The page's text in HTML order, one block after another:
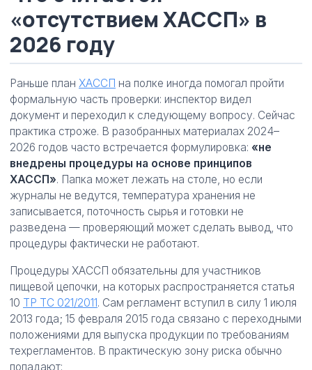
«отсутствием ХАССП» в
2026 году
Раньше план ХАССП на полке иногда помогал пройти
формальную часть проверки: инспектор видел
документ и переходил к следующему вопросу. Сейчас
практика строже. В разобранных материалах 2024–
2026 годов часто встречается формулировка: «не
внедрены процедуры на основе принципов
ХАССП». Папка может лежать на столе, но если
журналы не ведутся, температура хранения не
записывается, поточность сырья и готовки не
разведена — проверяющий может сделать вывод, что
процедуры фактически не работают.
Процедуры ХАССП обязательны для участников
пищевой цепочки, на которых распространяется статья
10 ТР ТС 021/2011. Сам регламент вступил в силу 1 июля
2013 года; 15 февраля 2015 года связано с переходными
положениями для выпуска продукции по требованиям
техрегламентов. В практическую зону риска обычно
попадают: